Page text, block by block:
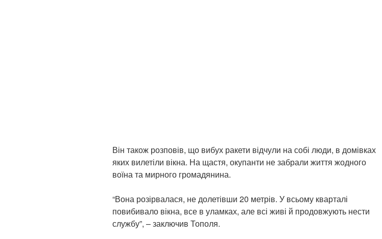
Він також розповів, що вибух ракети відчули на собі люди, в домівках
яких вилетіли вікна. На щастя, окупанти не забрали життя жодного
воїна та мирного громадянина.
“Вона розірвалася, не долетівши 20 метрів. У всьому кварталі
повибивало вікна, все в уламках, але всі живі й продовжують нести
службу”, – заключив Тополя.